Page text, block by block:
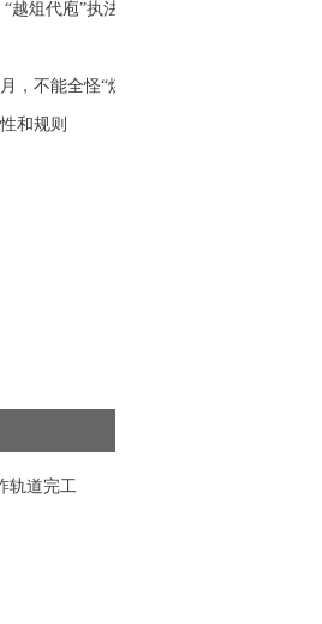
越俎代庖”执法引质疑
，不能全怪“煤改气”
和规则